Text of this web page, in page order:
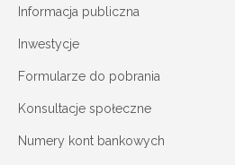
Informacja publiczna
Inwestycje
Formularze do pobrania
Konsultacje społeczne
Numery kont bankowych